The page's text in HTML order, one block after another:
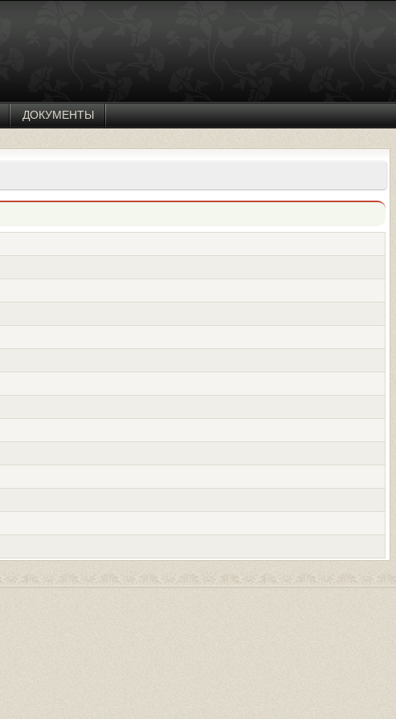
ДОКУМЕНТЫ